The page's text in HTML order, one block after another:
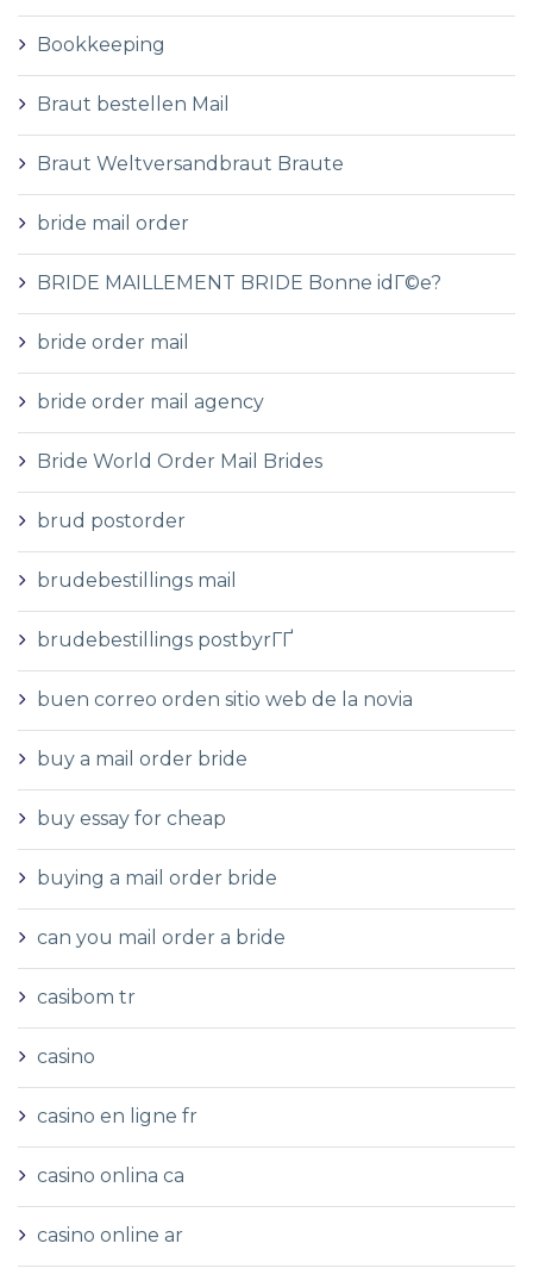
Bookkeeping
Braut bestellen Mail
Braut Weltversandbraut Braute
bride mail order
BRIDE MAILLEMENT BRIDE Bonne idГ©e?
bride order mail
bride order mail agency
Bride World Order Mail Brides
brud postorder
brudebestillings mail
brudebestillings postbyrГҐ
buen correo orden sitio web de la novia
buy a mail order bride
buy essay for cheap
buying a mail order bride
can you mail order a bride
casibom tr
casino
casino en ligne fr
casino onlina ca
casino online ar